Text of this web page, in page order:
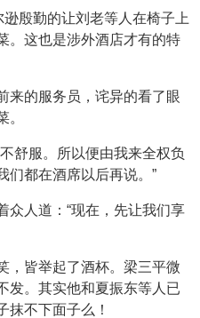
逊殷勤的让刘老等人在椅子上
。这也是涉外酒店才有的特
来的服务员，诧异的看了眼
。
舒服。所以便由我来全权负
们都在酒席以后再说。”
众人道：“现在，先让我们享
，皆举起了酒杯。梁三平微
发。其实他和夏振东等人已
抹不下面子么！